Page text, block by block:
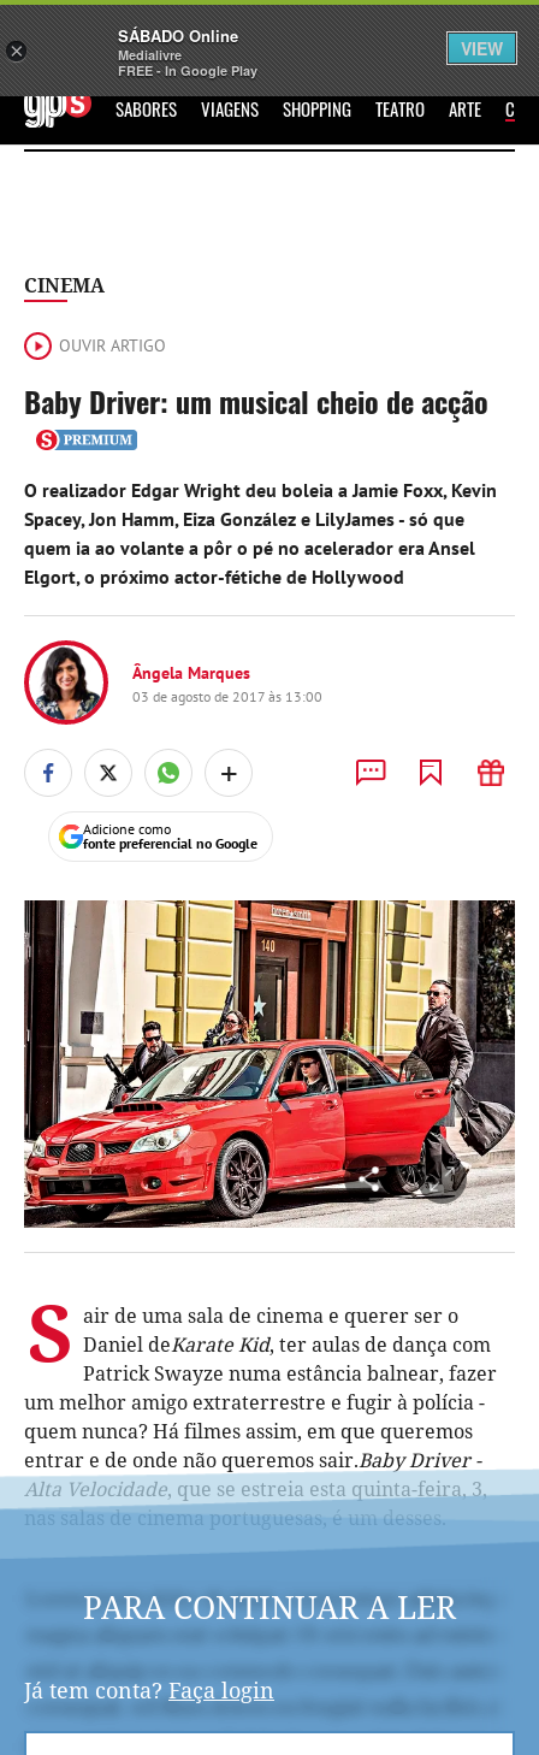
Sábado Assine Iniciar Sessão
GPS SABORES VIAGENS SHOPPING TEATRO ARTE
CINEMA
OUVIR ARTIGO
Baby Driver: um musical cheio de acção
O realizador Edgar Wright deu boleia a Jamie Foxx, Kevin
Spacey, Jon Hamm, Eiza González e LilyJames - só que
quem ia ao volante a pôr o pé no acelerador era Ansel
Elgort, o próximo actor-fétiche de Hollywood
Ângela Marques
03 de agosto de 2017 às 13:00
+
Adicione como
fonte preferencial no Google
S air de uma sala de cinema e querer ser o
Daniel deKarate Kid, ter aulas de dança com
Patrick Swayze numa estância balnear, fazer
um melhor amigo extraterrestre e fugir à polícia -
quem nunca? Há filmes assim, em que queremos
entrar e de onde não queremos sair.Baby Driver -
Alta Velocidade, que se estreia esta quinta-feira, 3,
nas salas de cinema portuguesas, é um desses.
PARA CONTINUAR A LER
Já tem conta? Faça login
×
SÁBADO Online
Medialivre
FREE - In Google Play
VIEW